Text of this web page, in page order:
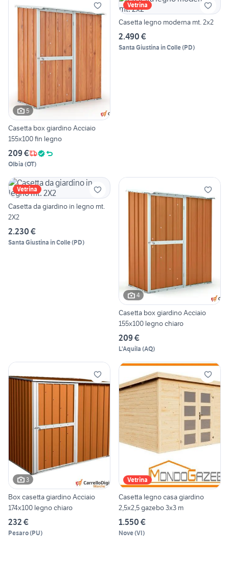
5
Casetta box giardino Acciaio
155x100 fin legno
209 €
Olbia (OT)
Vetrina
Casetta legno moderna mt. 2x2
2.490 €
Santa Giustina in Colle(PD)
Vetrina
Casetta da giardino in legno mt.
2X2
2.230 €
Santa Giustina in Colle(PD)
4
Casetta box giardino Acciaio
155x100 legno chiaro
209 €
L'Aquila (AQ)
3
Box casetta giardino Acciaio
174x100 legno chiaro
232 €
Pesaro(PU)
Vetrina
Casetta legno casa giardino
2,5x2,5 gazebo 3x3 m
1.550 €
Nove(VI)